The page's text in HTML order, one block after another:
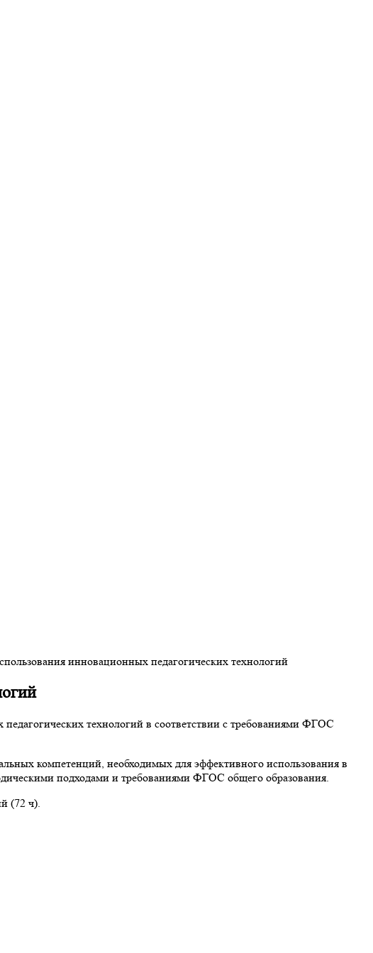
инновационных педагогических технологий
технологий в соответствии с требованиями ФГОС
компетенций, необходимых для эффективного использования в
подходами и требованиями ФГОС общего образования.
(72 ч).